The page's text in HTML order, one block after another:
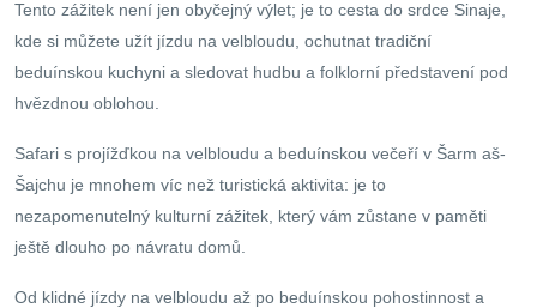
Tento zážitek není jen obyčejný výlet; je to cesta do srdce Sinaje,
kde si můžete užít jízdu na velbloudu, ochutnat tradiční
beduínskou kuchyni a sledovat hudbu a folklorní představení pod
hvězdnou oblohou.
Safari s projížďkou na velbloudu a beduínskou večeří v Šarm aš-
Šajchu je mnohem víc než turistická aktivita: je to
nezapomenutelný kulturní zážitek, který vám zůstane v paměti
ještě dlouho po návratu domů.
Od klidné jízdy na velbloudu až po beduínskou pohostinnost a